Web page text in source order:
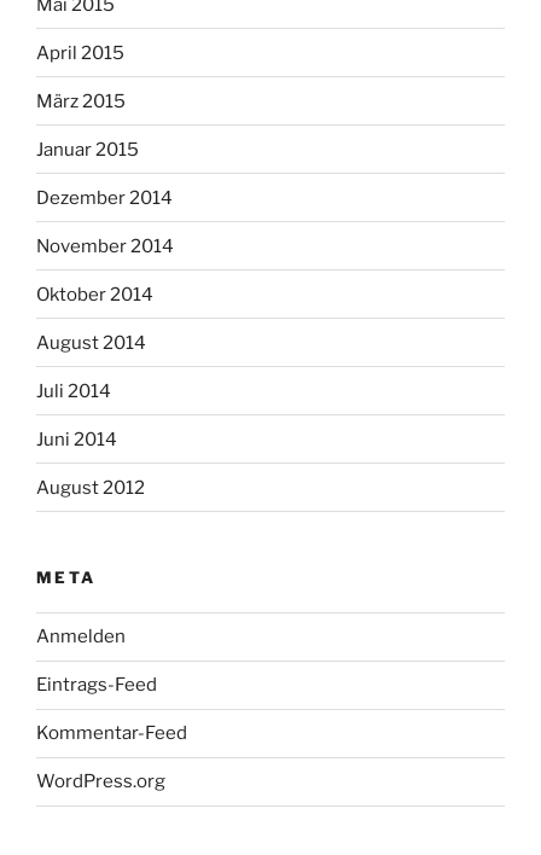
Mai 2015
April 2015
März 2015
Januar 2015
Dezember 2014
November 2014
Oktober 2014
August 2014
Juli 2014
Juni 2014
August 2012
META
Anmelden
Eintrags-Feed
Kommentar-Feed
WordPress.org